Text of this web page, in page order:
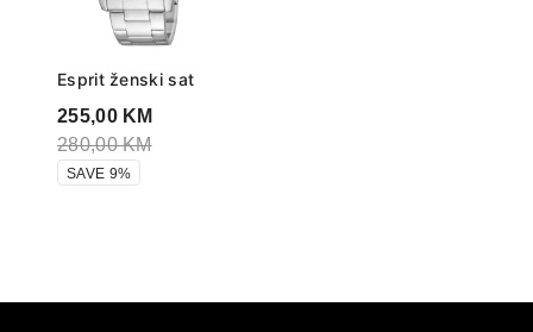
Esprit ženski sat
255,00 KM
280,00KM
SAVE 9%